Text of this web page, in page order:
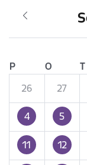
P O T
26
27
4 5
11 12